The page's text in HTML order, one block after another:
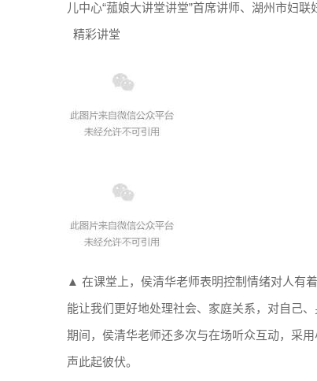
儿中心“菰娘大讲堂讲堂”首席讲师、湖州市妇
精彩讲堂
▲ 在课堂上，侯清华老师表明控制情绪对人有
能让我们更好地处理社会、家庭关系，对自己
期间，侯清华老师还多次与在场听众互动，采
声此起彼伏。